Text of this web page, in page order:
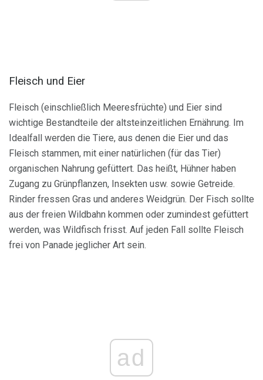
Fleisch und Eier
Fleisch (einschließlich Meeresfrüchte) und Eier sind
wichtige Bestandteile der altsteinzeitlichen Ernährung. Im
Idealfall werden die Tiere, aus denen die Eier und das
Fleisch stammen, mit einer natürlichen (für das Tier)
organischen Nahrung gefüttert. Das heißt, Hühner haben
Zugang zu Grünpflanzen, Insekten usw. sowie Getreide.
Rinder fressen Gras und anderes Weidgrün. Der Fisch sollte
aus der freien Wildbahn kommen oder zumindest gefüttert
werden, was Wildfisch frisst. Auf jeden Fall sollte Fleisch
frei von Panade jeglicher Art sein.
ad